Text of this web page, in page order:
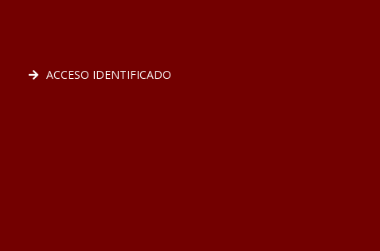
ACCESO IDENTIFICADO